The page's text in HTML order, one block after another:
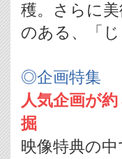
穫。さらに
のある、「
◎企画特集
人気企画が
掘
映像特典の